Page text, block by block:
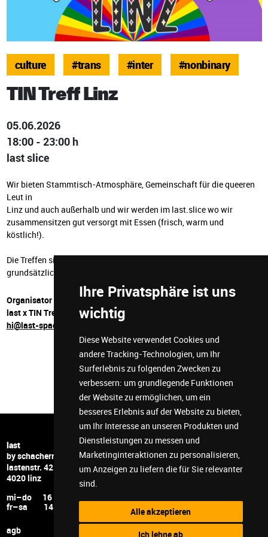
Ihre Privatsphäre ist uns
wichtig
Diese Website verwendet Cookies und
andere Tracking-Technologien, um Ihr
Surferlebnis zu folgenden Zwecken zu
verbessern: um grundlegende Funktionen
der Website zu ermöglichen, um ein
besseres Erlebnis auf der Website zu bieten,
um Ihr Interesse an unseren Produkten und
Dienstleistungen zu messen und
Marketinginteraktionen zu personalisieren,
um Anzeigen zu liefern die für Sie relevanter
sind.
Alle akzeptieren
Ich lehne ab
culture #trans #inter #nonbinary
TIN Treff Linz
05.06.2026
18:00 - 23:00 h
last slice
Wir bieten Stammtisch-Atmosphäre, Gemeinschaft für die queeren
Leut in
Linz und auch außerhalb und wir werden im last.slice wo wir
zusammensitzen gut versorgt mit Essen (frisch, warm und
köstlich!).
Die Treffen sind organisiert von trans und nichtbinären Personen,
grundsätzlich sind alle willkommen teilzunehmen die queer sind!
Organisator
last x TIN Treff
hi@last-space.at
last
by schachermayer
lastenstr. 42
4020 linz
mi–do 16 – 24
fr–sa 14 – 24
+43 732 6599 5278
hi@last-space.at
facebook
discord
agb